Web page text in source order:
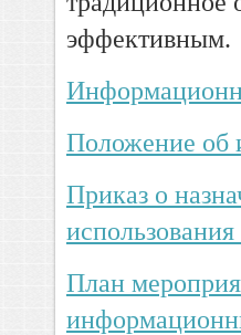
эффективным.
Положение
Приказ о
План